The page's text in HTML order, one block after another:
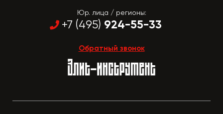
Юр. лица / регионы:
+7 (495) 924-55-33
Обратный звонок